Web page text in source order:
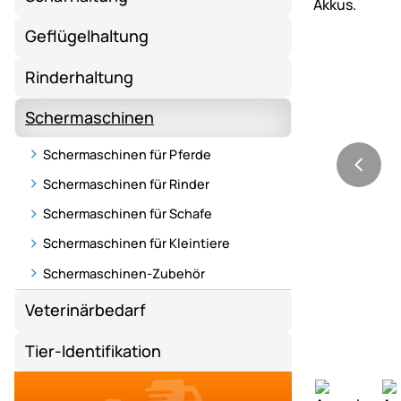
Geflügelhaltung
Rinderhaltung
Schermaschinen
Schermaschinen für Pferde
Schermaschinen für Rinder
Schermaschinen für Schafe
Schermaschinen für Kleintiere
Schermaschinen-Zubehör
Veterinärbedarf
Tier-Identifikation